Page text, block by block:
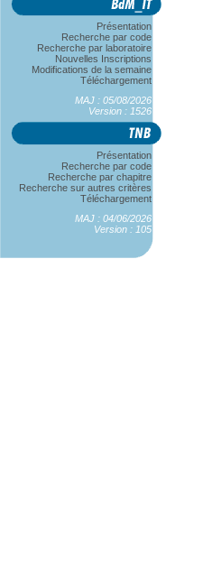
Présentation
Recherche par code
Recherche par laboratoire
Nouvelles Inscriptions
Modifications de la semaine
Téléchargement
MAJ : 05/08/2026
Version : 1526
Présentation
Recherche par code
Recherche par chapitre
Recherche sur autres critères
Téléchargement
MAJ : 04/06/2026
Version : 105